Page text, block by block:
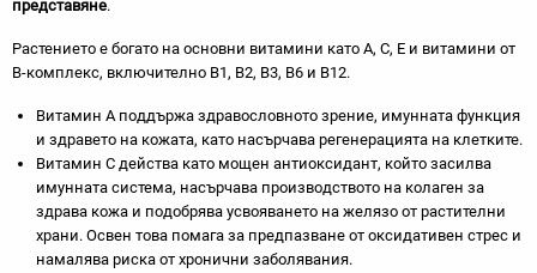
представяне.
Растението е богато на основни витамини като А, С, Е и витамини от
В-комплекс, включително В1, В2, В3, В6 и В12.
Витамин А поддържа здравословното зрение, имунната функция
и здравето на кожата, като насърчава регенерацията на клетките.
Витамин С действа като мощен антиоксидант, който засилва
имунната система, насърчава производството на колаген за
здрава кожа и подобрява усвояването на желязо от растителни
храни. Освен това помага за предпазване от оксидативен стрес и
намалява риска от хронични заболявания.